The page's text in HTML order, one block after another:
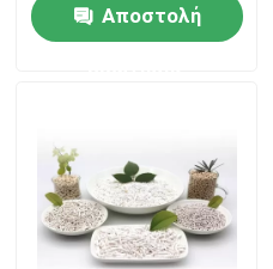
Προϊόντα
Βίντεο
Αποστολή